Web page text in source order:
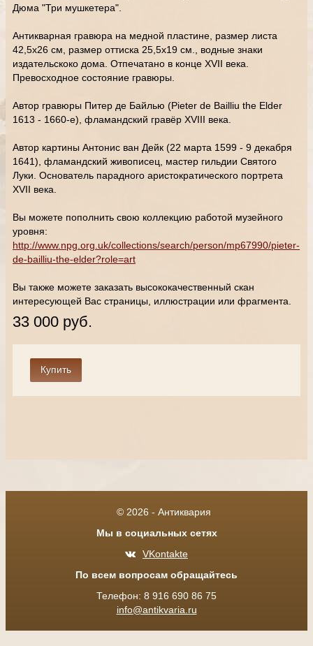
Дюма "Три мушкетера".
Антикварная гравюра на медной пластине, размер листа
42,5х26 см, размер оттиска 25,5х19 см., водные знаки
издательскоко дома. Отпечатано в конце XVII века.
Превосходное состояние гравюры.
Автор гравюры Питер де Байлью (Pieter de Bailliu the Elder
1613 - 1660-е), фламандский гравёр XVIII века.
Автор картины Антонис ван Дейк (22 марта 1599 - 9 декабря
1641), фламандский живописец, мастер гильдии Святого
Луки. Основатель парадного аристократического портрета
XVII века.
Вы можете пополнить свою коллекцию работой музейного
уровня:
http://www.npg.org.uk/collections/search/person/mp67990/pieter-
de-bailliu-the-elder?role=art
Вы также можете заказать высококачественный скан
интересующей Вас страницы, иллюстрации или фрагмента.
33 000 руб.
© 2026 - Антиквария
Мы в социальных сетях
VKontakte
По всем вопросам обращайтесь
Телефон: 8 916 690 86 75
info@antikvaria.ru